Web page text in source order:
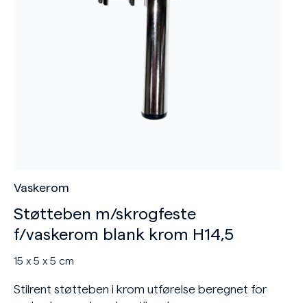
Vaskerom
Støtteben m/skrogfeste
f/vaskerom blank krom H14,5
15 x 5 x 5 cm
Stilrent støtteben i krom utførelse beregnet for